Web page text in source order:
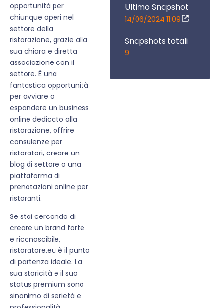
opportunità per
chiunque operi nel
settore della
ristorazione, grazie alla
sua chiara e diretta
associazione con il
settore. È una
fantastica opportunità
per avviare o
espandere un business
online dedicato alla
ristorazione, offrire
consulenze per
ristoratori, creare un
blog di settore o una
piattaforma di
prenotazioni online per
ristoranti.
Se stai cercando di
creare un brand forte
e riconoscibile,
ristoratore.eu è il punto
di partenza ideale. La
sua storicità e il suo
status premium sono
sinonimo di serietà e
Ultimo Snapshot
14/06/2024 11:09
Snapshots totali
9